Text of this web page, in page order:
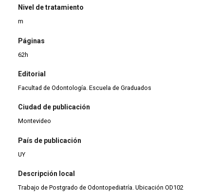
Nivel de tratamiento
m
Páginas
62h
Editorial
Facultad de Odontología. Escuela de Graduados
Ciudad de publicación
Montevideo
País de publicación
UY
Descripción local
Trabajo de Postgrado de Odontopediatría. Ubicación OD102